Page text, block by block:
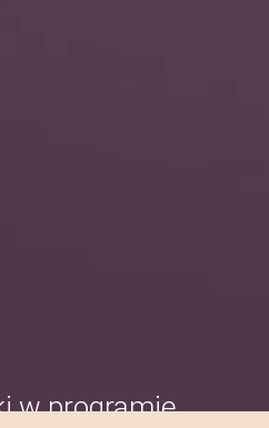
w programie